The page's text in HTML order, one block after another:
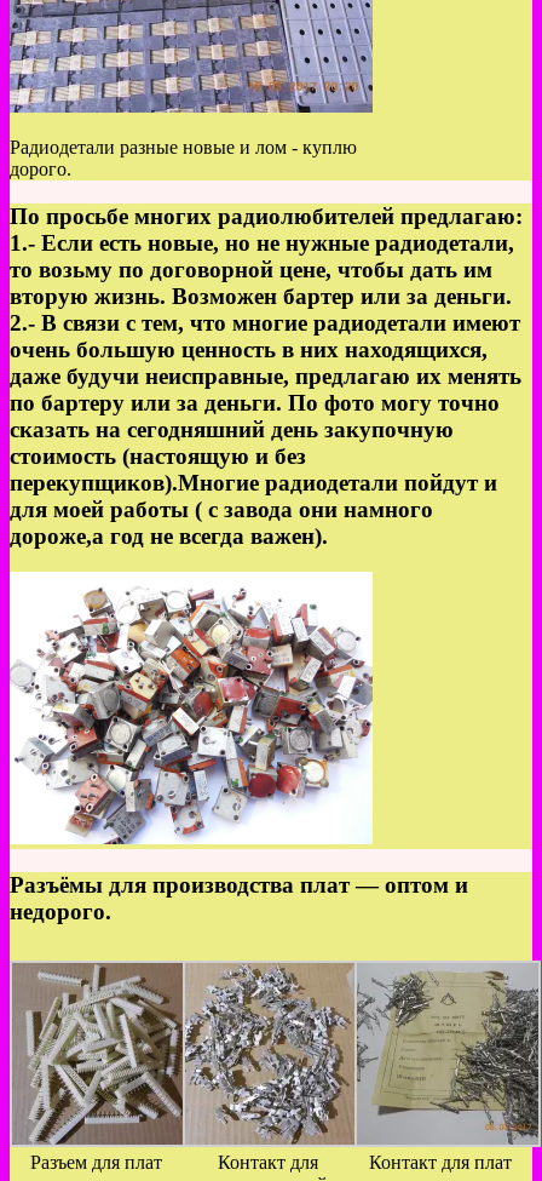
Радиодетали разные новые и лом - куплю
дорого.
По просьбе многих радиолюбителей предлагаю:
1.- Если есть новые, но не нужные радиодетали,
то возьму по договорной цене, чтобы дать им
вторую жизнь. Возможен бартер или за деньги.
2.- В связи с тем, что многие радиодетали имеют
очень большую ценность в них находящихся,
даже будучи неисправные, предлагаю их менять
по бартеру или за деньги. По фото могу точно
сказать на сегодняшний день закупочную
стоимость (настоящую и без
перекупщиков).Многие радиодетали пойдут и
для моей работы ( с завода они намного
дороже,а год не всегда важен).
Разъёмы для производства плат — оптом и
недорого.
Разъем для плат
Контакт для
Контакт для плат